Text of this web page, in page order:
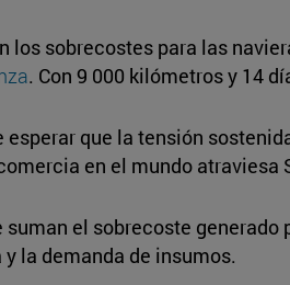
los sobrecostes para las
. Con 9 000 kilómetros y 14
esperar que la tensión
en el mundo atraviesa
suman el sobrecoste
la demanda de insumos.